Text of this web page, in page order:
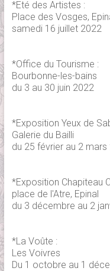
*Eté des Artistes :
Place des Vosges,
samedi 16 juillet 2022
*Office du Tourisme :
Bourbonne-les-bains
du 3 au 30 juin 2022
*Exposition Yeux de
Galerie du Bailli
du 25 février au 2 mars
*Exposition Chapiteau
place de l'Atre, Epinal
du 3 décembre au 2
*La Voûte :
Les Voivres
Du 1 octobre au 1